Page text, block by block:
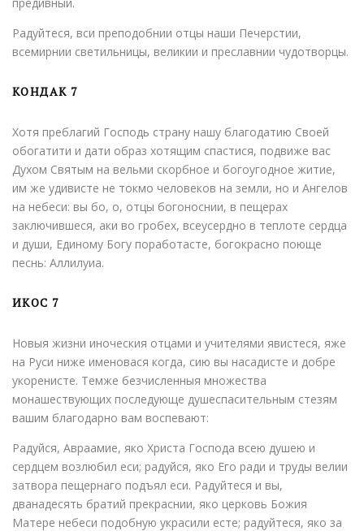
Радуйтеся, вси преподобнии отцы наши Печерстии,
всемирнии светильницы, великии и пpecлавнии чудотворцы.
КОНДАК 7
Хотя преблагий Господь страну нашу благодатию Своей
обогатити и дати образ хотящим спастися, подвиже вас
Духом Святым на вельми скорбное и богоугодное житие,
им же удивисте не токмо человеков на земли, но и Ангелов
на небеси: вы бо, о, отцы богоноснии, в пещерах
заключившеся, аки во гробех, всеусердно в теплоте сердца
и души, Единому Богу поработасте, богокрасно поюще
песнь: Аллилуиа.
ИКОС 7
Новыя жизни иноческия отцами и учителями явистеся, яже
на Руси ниже именовася когда, сию вы насадисте и добре
укоренисте. Темже безчисленныя множества
монашествующих последующе душеспасительным стезям
вашим благодарно вам воспевают:
Радуйся, Авраамие, яко Христа Господа всею душею и
сердцем возлюбил еси; радуйся, яко Его ради и труды велии
затвора пещернаго подъял еси. Радуйтеся и вы,
дванадесять братий прекраснии, яко церковь Божия
Матере небеси подобную украсили есте; радуйтеся, яко за